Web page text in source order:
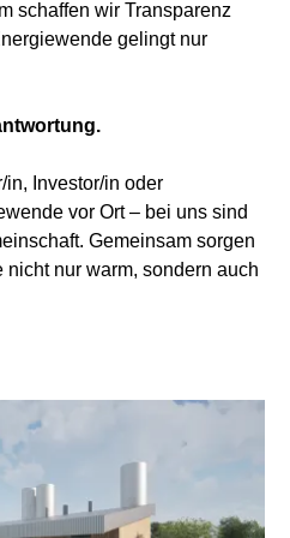
schaffen wir Transparenz
gelingt nur
in, Investor/in oder
vor Ort – bei uns sind
Gemeinsam sorgen
nur warm, sondern auch